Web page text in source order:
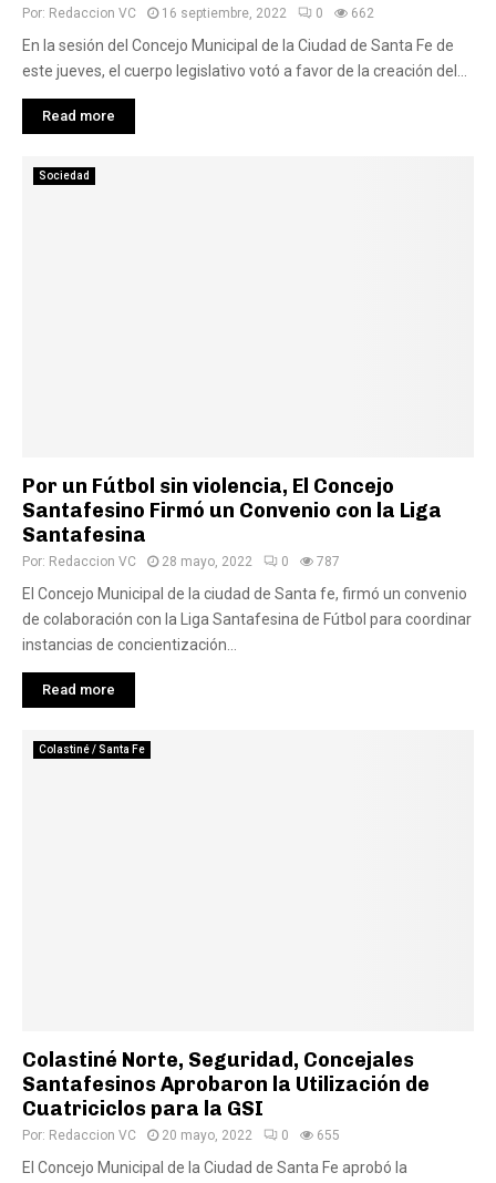
Por: Redaccion VC 16 septiembre, 2022 0 662
En la sesión del Concejo Municipal de la Ciudad de Santa Fe de
este jueves, el cuerpo legislativo votó a favor de la creación del...
Read more
Sociedad
Por un Fútbol sin violencia, El Concejo
Santafesino Firmó un Convenio con la Liga
Santafesina
Por: Redaccion VC 28 mayo, 2022 0 787
El Concejo Municipal de la ciudad de Santa fe, firmó un convenio
de colaboración con la Liga Santafesina de Fútbol para coordinar
instancias de concientización...
Read more
Colastiné / Santa Fe
Colastiné Norte, Seguridad, Concejales
Santafesinos Aprobaron la Utilización de
Cuatriciclos para la GSI
Por: Redaccion VC 20 mayo, 2022 0 655
El Concejo Municipal de la Ciudad de Santa Fe aprobó la